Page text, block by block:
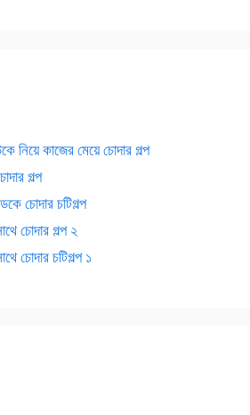
কাজের মেয়ে চোদার গল্প
গল্প
চোদার চটিগল্প
চোদার গল্প ২
চোদার চটিগল্প ১